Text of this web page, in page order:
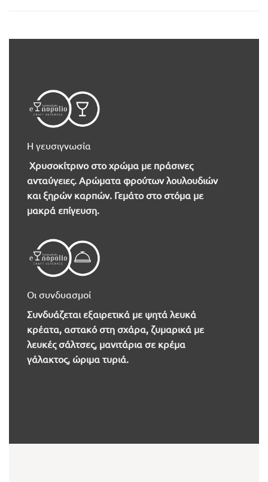
Η γευσιγνωσία
Χρυσοκίτρινο στο χρώμα με πράσινες
ανταύγειες. Αρώματα φρούτων λουλουδιών
και ξηρών καρπών. Γεμάτο στο στόμα με
μακρά επίγευση.
Οι συνδυασμοί
Συνδυάζεται εξαιρετικά με ψητά λευκά
κρέατα, αστακό στη σχάρα, ζυμαρικά με
λευκές σάλτσες, μανιτάρια σε κρέμα
γάλακτος, ώριμα τυριά.